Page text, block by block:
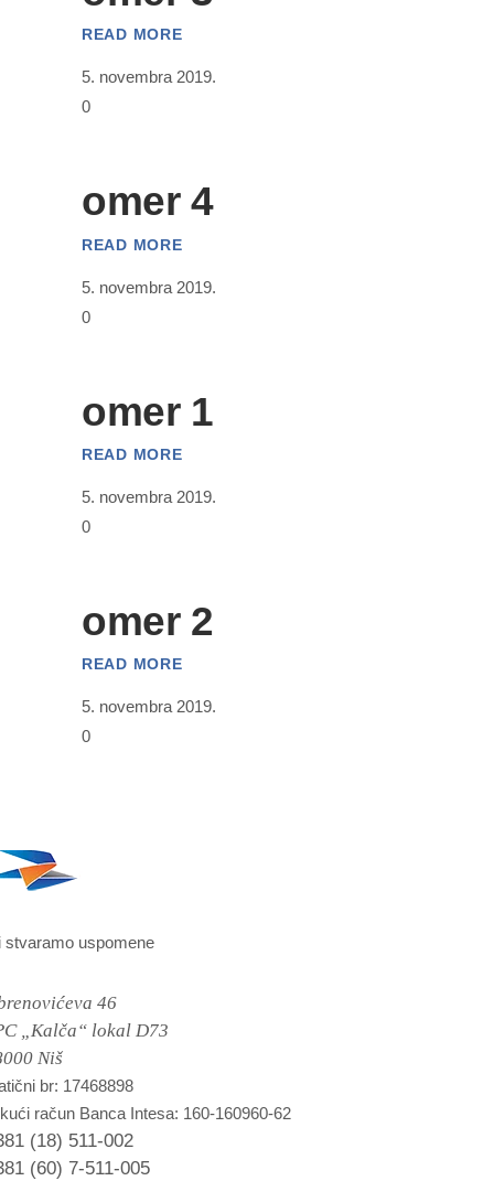
READ MORE
5. novembra 2019.
0
omer 4
READ MORE
5. novembra 2019.
0
omer 1
READ MORE
5. novembra 2019.
0
omer 2
READ MORE
5. novembra 2019.
0
stvaramo uspomene
46
„Kalča“ lokal D73
Niš
br: 17468898
račun Banca Intesa: 160-160960-62
(18) 511-002
(60) 7-511-005